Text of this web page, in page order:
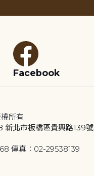
Facebook
所有
新北市板橋區貴興路139號
傳真：02-29538139